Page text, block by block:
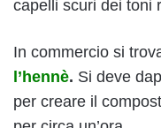
capelli scuri dei toni
In commercio si
l’hennè. Si deve
per creare il